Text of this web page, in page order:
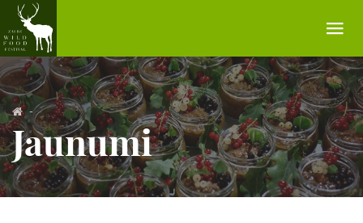
PAR FESTIVĀLU
GARŠU TIRGUS
RECEPTES
-
Jaunumi